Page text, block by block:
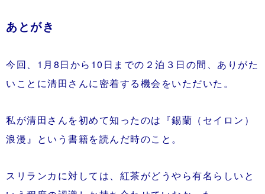
あとがき
今回、1月8日から10日までの２泊３日の間、ありがた
いことに清田さんに密着する機会をいただいた。
私が清田さんを初めて知ったのは『錫蘭（セイロン）
浪漫』という書籍を読んだ時のこと。
スリランカに対しては、紅茶がどうやら有名らしいと